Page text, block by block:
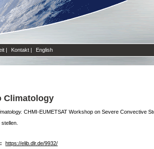
| Kontakt | English
Climatology
CHMI-EUMETSAT Workshop on Severe Convective
https://elib.dlr.de/9932/